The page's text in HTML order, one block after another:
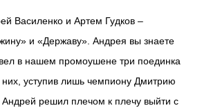
Василенко и Артем Гудков –
и «Державу». Андрея вы знаете
в нашем промоушене три поединка
них, уступив лишь чемпиону Дмитрию
решил плечом к плечу выйти с